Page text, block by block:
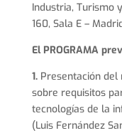
Industria, Turismo
160, Sala E –
El PROGRAMA
1. Presentación del
sobre requisitos
tecnologías de la
(Luis Fernández